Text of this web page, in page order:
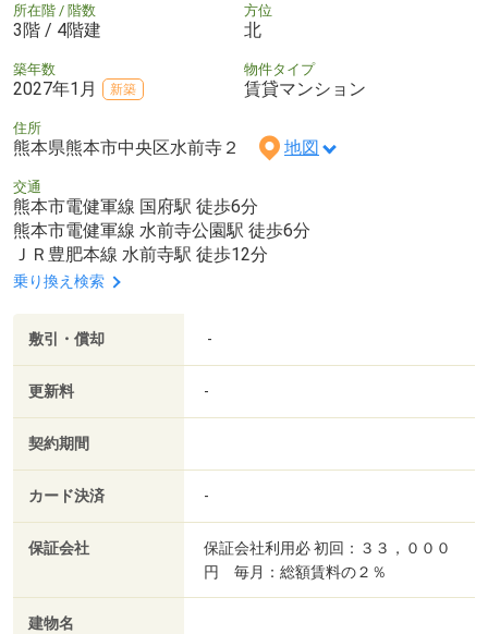
所在階 / 階数
3階 / 4階建
方位
北
築年数
2027年1月 新築
物件タイプ
賃貸マンション
住所
熊本県熊本市中央区水前寺２ 地図
交通
熊本市電健軍線 国府駅 徒歩6分
熊本市電健軍線 水前寺公園駅 徒歩6分
ＪＲ豊肥本線 水前寺駅 徒歩12分
乗り換え検索
敷引・償却 -
更新料 -
契約期間
カード決済 -
保証会社
保証会社利用必 初回：３３，０００
円 毎月：総額賃料の２％
建物名